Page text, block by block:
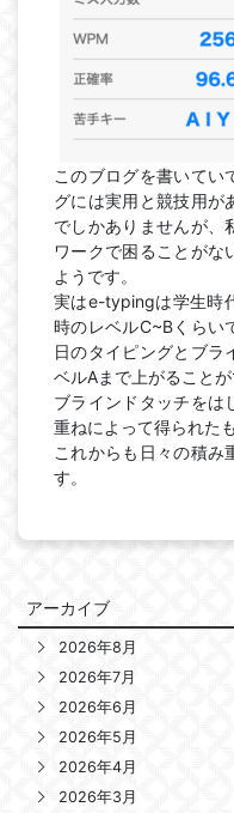
このブログを書いてい
グには実用と競技用が
でしかありませんが、
ワークで困ることがな
ようです。
実はe-typingは学生時
時のレベルC~Bくらい
日のタイピングとブラ
ベルAまで上がることが
ブラインドタッチをは
重ねによって得られた
これからも日々の積み
す。
アーカイブ
2026年8月
2026年7月
2026年6月
2026年5月
2026年4月
2026年3月